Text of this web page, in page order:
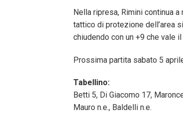
Nella ripresa, Rimini continua
tattico di protezione dell’area
chiudendo con un +9 che vale
Prossima partita sabato 5
Tabellino:
Betti 5, Di Giacomo 17,
Mauro n.e., Baldelli n.e.